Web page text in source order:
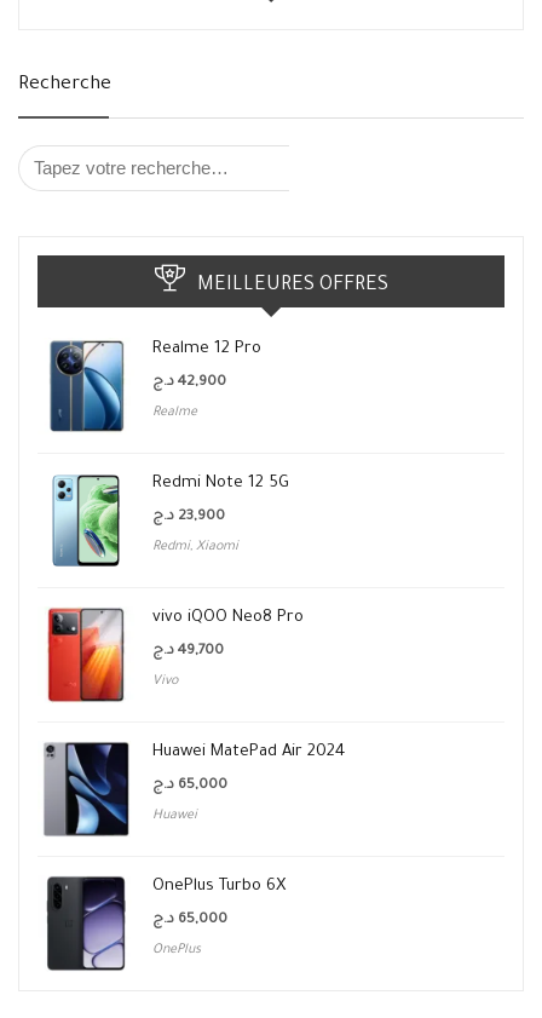
Recherche
MEILLEURES OFFRES
Realme 12 Pro
42,900 د.ج
Realme
Redmi Note 12 5G
23,900 د.ج
Redmi, Xiaomi
vivo iQOO Neo8 Pro
49,700 د.ج
Vivo
Huawei MatePad Air 2024
65,000 د.ج
Huawei
OnePlus Turbo 6X
65,000 د.ج
OnePlus